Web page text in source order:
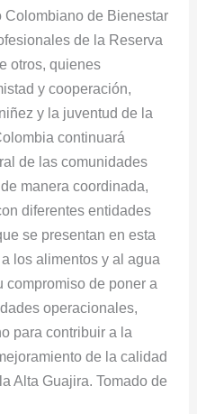
Colombiano de Bienestar
de la Reserva
otros, quienes
y cooperación,
y la juventud de la
continuará
de las comunidades
manera coordinada,
diferentes entidades
se presentan en esta
los alimentos y al agua
compromiso de poner a
operacionales,
para contribuir a la
de la calidad
Alta Guajira. Tomado de